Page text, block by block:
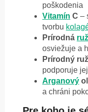
poškodenia
Vitamín C –
tvorbu
Prírodná
osviežuje a
Prírodný
podporuje jej
Arganový
a chráni